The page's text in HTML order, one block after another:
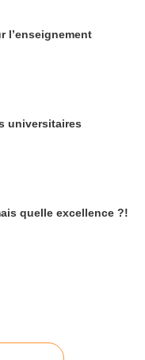
l’enseignement
universitaires
quelle excellence ?!